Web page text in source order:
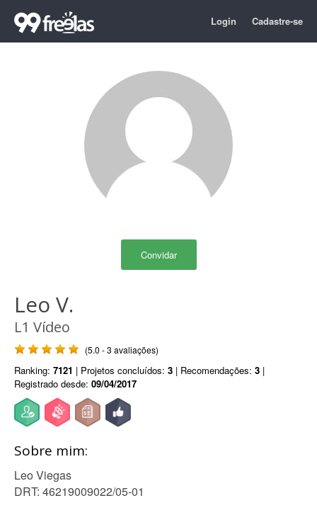
Login Cadastre-se
Convidar
Leo V.
L1 Vídeo
(5.0 - 3 avaliações)
Ranking: 7121 | Projetos concluídos: 3 | Recomendações: 3 |
Registrado desde: 09/04/2017
Sobre mim:
Leo Viegas
DRT: 46219009022/05-01